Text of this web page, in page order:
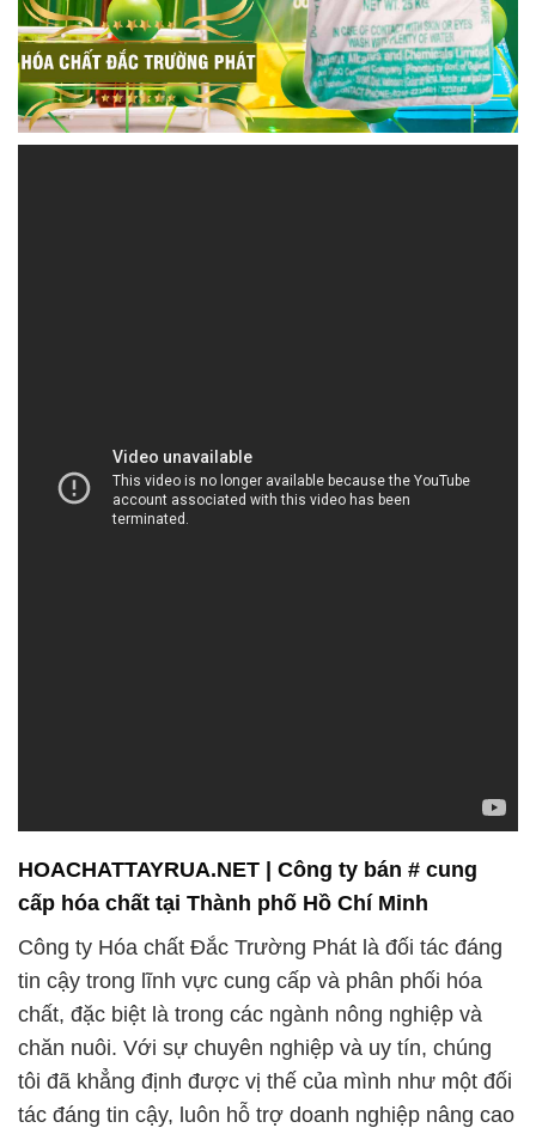
HOACHATTAYRUA.NET | Công ty bán # cung
cấp hóa chất tại Thành phố Hồ Chí Minh
Công ty Hóa chất Đắc Trường Phát là đối tác đáng
tin cậy trong lĩnh vực cung cấp và phân phối hóa
chất, đặc biệt là trong các ngành nông nghiệp và
chăn nuôi. Với sự chuyên nghiệp và uy tín, chúng
tôi đã khẳng định được vị thế của mình như một đối
tác đáng tin cậy, luôn hỗ trợ doanh nghiệp nâng cao